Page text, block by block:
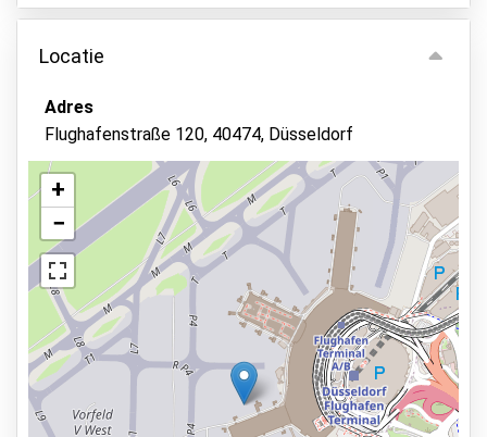
Mogelijkheden
Binnen parkeren
Autosleutels behouden
Camerabewaking
Asfalt of bestrating
Autowassen
Beveiligd parkeren
Voertuig onderhoud mogelijk
Status van de auto
Services
24 uur per dag geopend
Locatie
Adres
Flughafenstraße 120, 40474, Düsseldorf
Bekijk op kaart
+
−